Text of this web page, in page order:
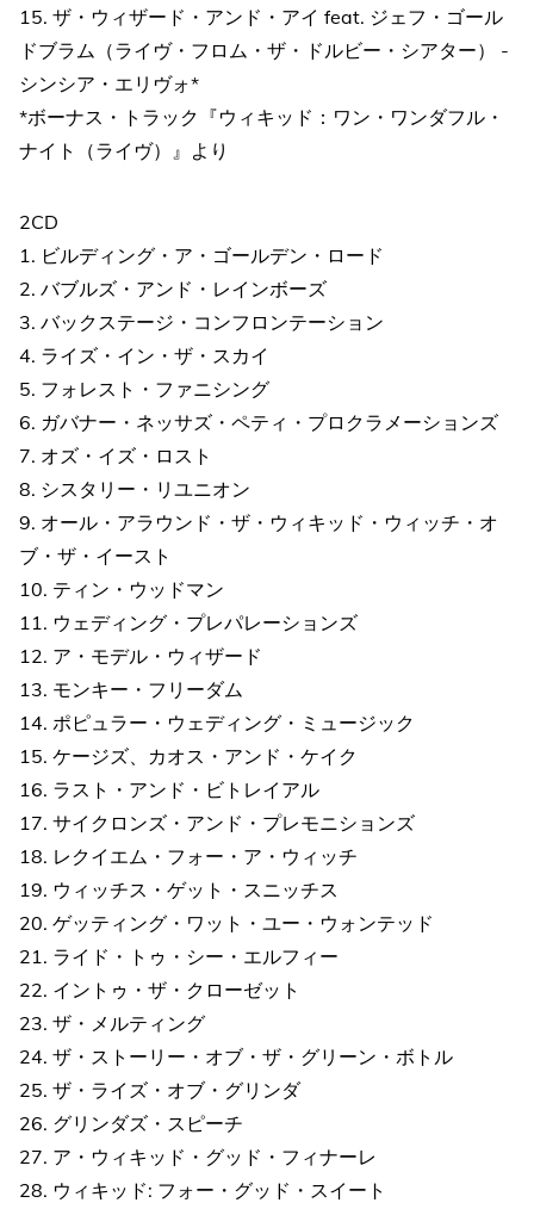
15. ザ・ウィザード・アンド・アイ feat. ジェフ・ゴール
ドブラム（ライヴ・フロム・ザ・ドルビー・シアター） -
シンシア・エリヴォ*
*ボーナス・トラック『ウィキッド：ワン・ワンダフル・
ナイト（ライヴ）』より
2CD
1. ビルディング・ア・ゴールデン・ロード
2. バブルズ・アンド・レインボーズ
3. バックステージ・コンフロンテーション
4. ライズ・イン・ザ・スカイ
5. フォレスト・ファニシング
6. ガバナー・ネッサズ・ペティ・プロクラメーションズ
7. オズ・イズ・ロスト
8. シスタリー・リユニオン
9. オール・アラウンド・ザ・ウィキッド・ウィッチ・オ
ブ・ザ・イースト
10. ティン・ウッドマン
11. ウェディング・プレパレーションズ
12. ア・モデル・ウィザード
13. モンキー・フリーダム
14. ポピュラー・ウェディング・ミュージック
15. ケージズ、カオス・アンド・ケイク
16. ラスト・アンド・ビトレイアル
17. サイクロンズ・アンド・プレモニションズ
18. レクイエム・フォー・ア・ウィッチ
19. ウィッチス・ゲット・スニッチス
20. ゲッティング・ワット・ユー・ウォンテッド
21. ライド・トゥ・シー・エルフィー
22. イントゥ・ザ・クローゼット
23. ザ・メルティング
24. ザ・ストーリー・オブ・ザ・グリーン・ボトル
25. ザ・ライズ・オブ・グリンダ
26. グリンダズ・スピーチ
27. ア・ウィキッド・グッド・フィナーレ
28. ウィキッド: フォー・グッド・スイート